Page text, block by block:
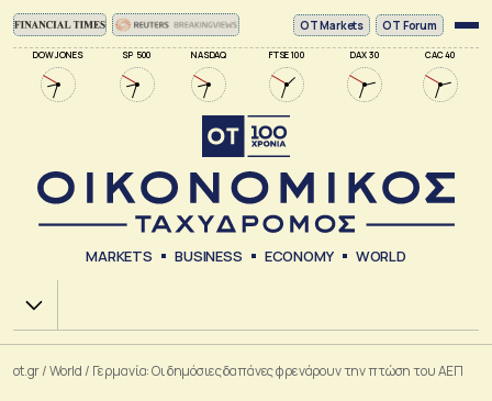
DOW JONES SP 500 NASDAQ FTSE 100 DAX 30 CAC 40
ΟΤ Markets OT Forum
MARKETS BUSINESS ECONOMY WORLD
Χ.Α.
ot.gr/World / Γερμανία: Οι δημόσιες δαπάνες φρενάρουν την πτώση του ΑΕΠ